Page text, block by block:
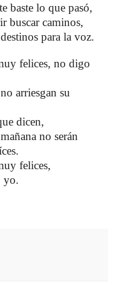
baste lo que pasó,
buscar caminos,
para la voz.
felices, no digo
arriesgan su
dicen,
no serán
felices,
yo.